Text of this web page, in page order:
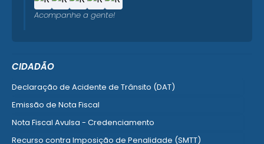
CIDADÃO
Declaração de Acidente de Trânsito (DAT)
Emissão de Nota Fiscal
Nota Fiscal Avulsa - Credenciamento
Recurso contra Imposição de Penalidade (SMTT)
Acompanhe a gente!